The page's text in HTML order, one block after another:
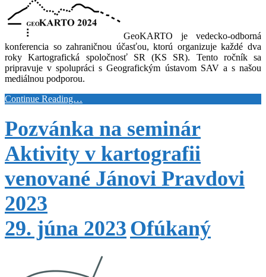
GeoKARTO je vedecko-odborná
konferencia so zahraničnou účasťou, ktorú organizuje každé dva
roky Kartografická spoločnosť SR (KS SR). Tento ročník sa
pripravuje v spolupráci s Geografickým ústavom SAV a s našou
mediálnou podporou.
Continue Reading…
Pozvánka na seminár
Aktivity v kartografii
venované Jánovi Pravdovi
2023
29. júna 2023 Ofúkaný